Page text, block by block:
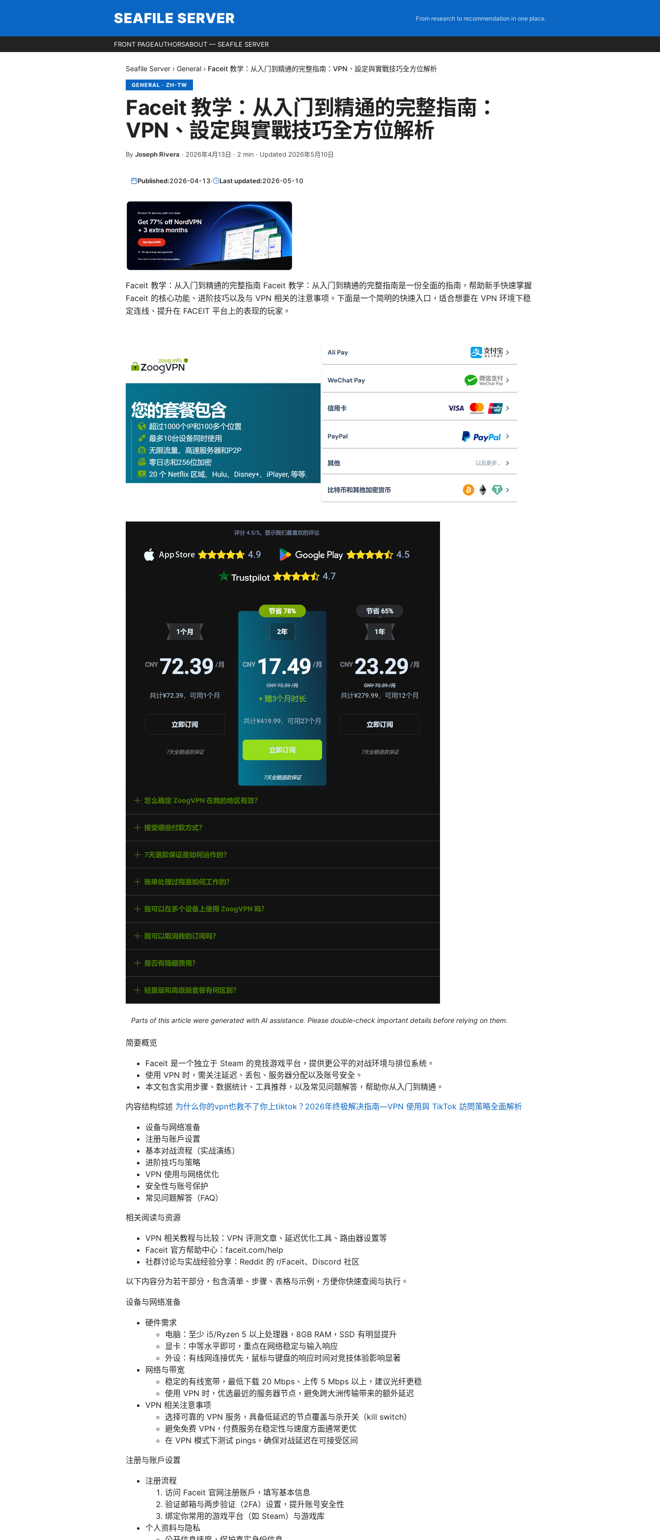
SEAFILE SERVER From research to recommendation in one place.
FRONT PAGEAUTHORSABOUT — SEAFILE SERVER
Seafile Server › General › Faceit 教学：从入门到精通的完整指南：VPN、設定與實戰技巧全方位解析
GENERAL · ZH-TW
Faceit 教学：从入门到精通的完整指南：
VPN、設定與實戰技巧全方位解析
By Joseph Rivera · 2026年4月13日 · 2 min · Updated 2026年5月10日
Published:2026-04-13· Last updated:2026-05-10
Faceit 教学：从入门到精通的完整指南 Faceit 教学：从入门到精通的完整指南是一份全面的指南，帮助新手快速掌握
Faceit 的核心功能、进阶技巧以及与 VPN 相关的注意事项。下面是一个简明的快速入口，适合想要在 VPN 环境下稳
定连线、提升在 FACEIT 平台上的表现的玩家。
Parts of this article were generated with AI assistance. Please double-check important details before relying on them.
简要概览
Faceit 是一个独立于 Steam 的竞技游戏平台，提供更公平的对战环境与排位系统。
使用 VPN 时，需关注延迟、丢包、服务器分配以及账号安全。
本文包含实用步骤、数据统计、工具推荐，以及常见问题解答，帮助你从入门到精通。
内容结构综述 为什么你的vpn也救不了你上tiktok？2026年终极解决指南—VPN 使用與 TikTok 訪問策略全面解析
设备与网络准备
注册与账户设置
基本对战流程（实战演练）
进阶技巧与策略
VPN 使用与网络优化
安全性与账号保护
常见问题解答（FAQ）
相关阅读与资源
VPN 相关教程与比较：VPN 评测文章、延迟优化工具、路由器设置等
Faceit 官方帮助中心：faceit.com/help
社群讨论与实战经验分享：Reddit 的 r/Faceit、Discord 社区
以下内容分为若干部分，包含清单、步骤、表格与示例，方便你快速查阅与执行。
设备与网络准备
硬件需求
电脑：至少 i5/Ryzen 5 以上处理器，8GB RAM，SSD 有明显提升
显卡：中等水平即可，重点在网络稳定与输入响应
外设：有线网连接优先，鼠标与键盘的响应时间对竞技体验影响显著
网络与带宽
稳定的有线宽带，最低下载 20 Mbps、上传 5 Mbps 以上，建议光纤更稳
使用 VPN 时，优选最近的服务器节点，避免跨大洲传输带来的额外延迟
VPN 相关注意事项
选择可靠的 VPN 服务，具备低延迟的节点覆盖与杀开关（kill switch）
避免免费 VPN，付费服务在稳定性与速度方面通常更优
在 VPN 模式下测试 pings，确保对战延迟在可接受区间
注册与账户设置
注册流程
访问 Faceit 官网注册账户，填写基本信息
验证邮箱与两步验证（2FA）设置，提升账号安全性
绑定你常用的游戏平台（如 Steam）与游戏库
个人资料与隐私